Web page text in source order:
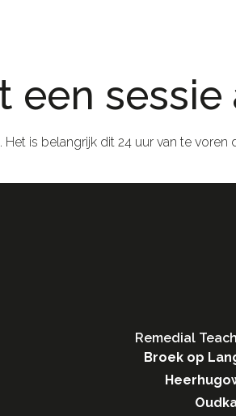
sessie
is belangrijk dit 24 uur van te
Remedial
Broek op